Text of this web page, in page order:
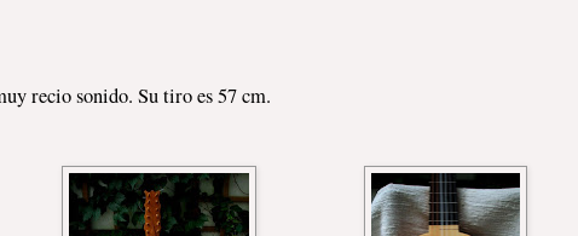
recio sonido. Su tiro es 57 cm.